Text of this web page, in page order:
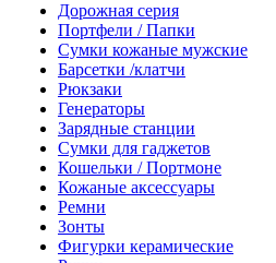
Дорожная серия
Портфели / Папки
Сумки кожаные мужские
Барсетки /клатчи
Рюкзаки
Генераторы
Зарядные станции
Сумки для гаджетов
Кошельки / Портмоне
Кожаные аксессуары
Ремни
Зонты
Фигурки керамические